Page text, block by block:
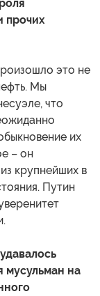
прочих
это не
Мы
что
их
– он
крупнейших в
Путин
мусульман на